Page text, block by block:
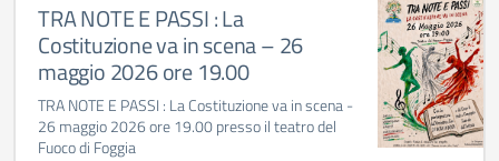
TRA NOTE E PASSI : La
Costituzione va in scena – 26
maggio 2026 ore 19.00
TRA NOTE E PASSI : La Costituzione va in scena -
26 maggio 2026 ore 19.00 presso il teatro del
Fuoco di Foggia